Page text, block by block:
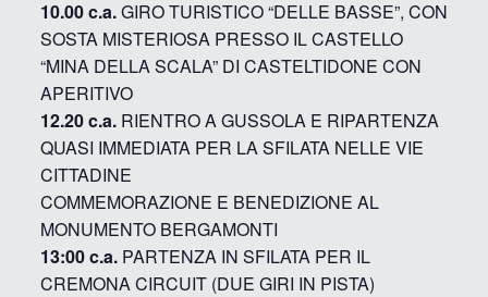
10.00 c.a.GIRO TURISTICO “DELLE BASSE”, CON
SOSTA MISTERIOSA PRESSO IL CASTELLO
“MINA DELLA SCALA” DI CASTELTIDONE CON
APERITIVO
12.20 c.a.RIENTRO A GUSSOLA E RIPARTENZA
QUASI IMMEDIATA PER LA SFILATA NELLE VIE
CITTADINE
COMMEMORAZIONE E BENEDIZIONE AL
MONUMENTO BERGAMONTI
13:00 c.a.PARTENZA IN SFILATA PER IL
CREMONA CIRCUIT (DUE GIRI IN PISTA)